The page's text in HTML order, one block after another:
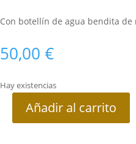
Con botellín de agua bendita de
50,00 €
Hay existencias
BenditeraAñadir al carrito